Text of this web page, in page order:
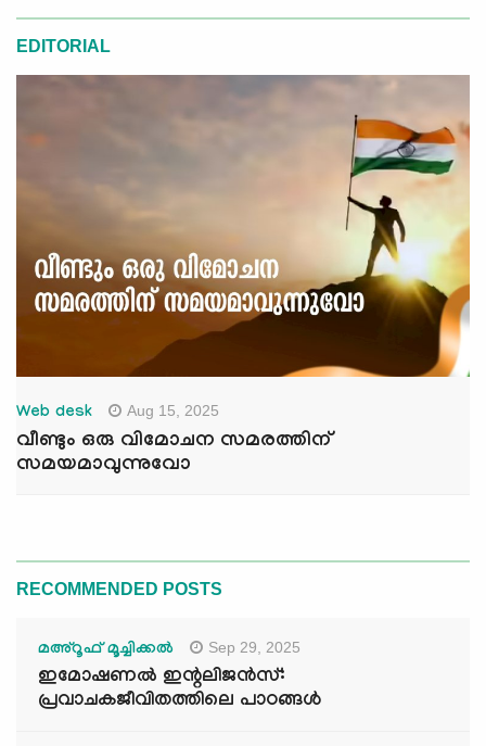
EDITORIAL
Web desk Aug 15, 2025
വീണ്ടും ഒരു വിമോചന സമരത്തിന്
സമയമാവുന്നുവോ
RECOMMENDED POSTS
മഅ്റൂഫ് മൂച്ചിക്കല്‍ Sep 29, 2025
ഇമോഷണൽ ഇന്റലിജൻസ്:
പ്രവാചകജീവിതത്തിലെ പാഠങ്ങൾ